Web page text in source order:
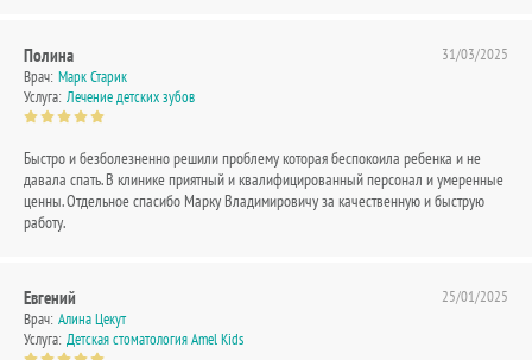
Полина
Врач: Марк Старик
Услуга: Лечение детских зубов
31/03/2025
Быстро и безболезненно решили проблему которая беспокоила ребенка и не
давала спать. В клинике приятный и квалифицированный персонал и умеренные
ценны. Отдельное спасибо Марку Владимировичу за качественную и быструю
работу.
Евгений
Врач: Алина Цекут
Услуга: Детская стоматология Amel Kids
25/01/2025